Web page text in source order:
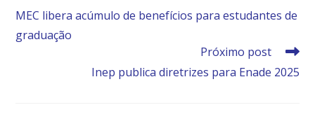
MEC libera acúmulo de benefícios para estudantes de
graduação
Próximo post
Inep publica diretrizes para Enade 2025